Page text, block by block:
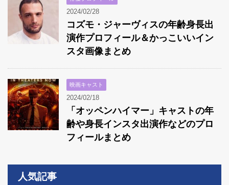
2024/02/28
コズモ・ジャーヴィスの年齢身長出
演作プロフィール＆かっこいいイン
スタ画像まとめ
映画キャスト
2024/02/18
「オッペンハイマー」キャストの年
齢や身長インスタ出演作などのプロ
フィールまとめ
人気記事